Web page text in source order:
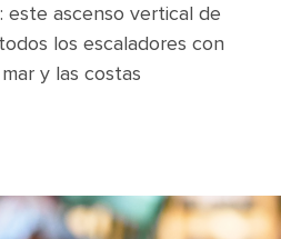
ascenso vertical de
los escaladores con
y las costas